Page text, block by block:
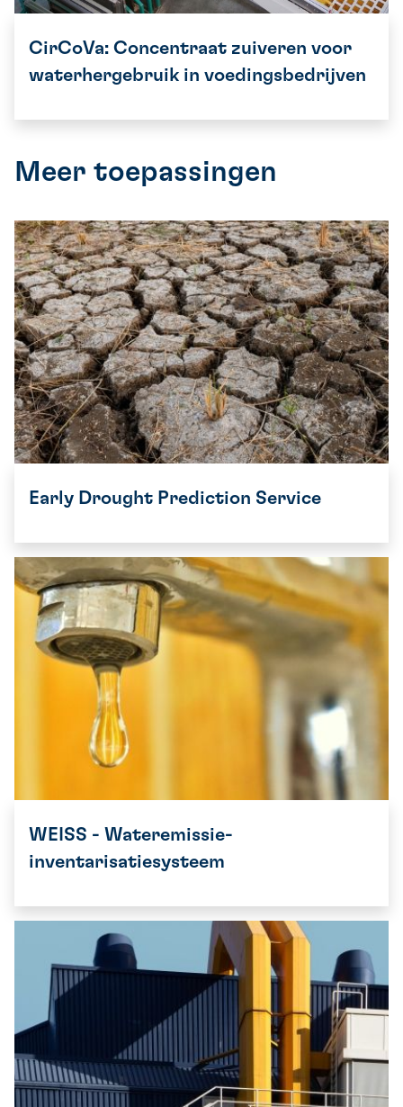
CirCoVa: Concentraat zuiveren voor
waterhergebruik in voedingsbedrijven
Meer toepassingen
Early Drought Prediction Service
WEISS - Wateremissie-
inventarisatiesysteem